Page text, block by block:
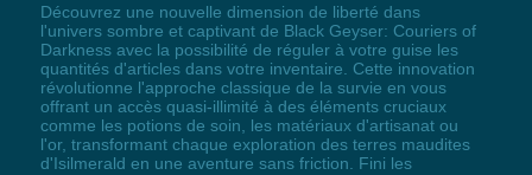
Découvrez une nouvelle dimension de liberté dans
l'univers sombre et captivant de Black Geyser: Couriers of
Darkness avec la possibilité de réguler à votre guise les
quantités d'articles dans votre inventaire. Cette innovation
révolutionne l'approche classique de la survie en vous
offrant un accès quasi-illimité à des éléments cruciaux
comme les potions de soin, les matériaux d'artisanat ou
l'or, transformant chaque exploration des terres maudites
d'Isilmerald en une aventure sans friction. Fini les